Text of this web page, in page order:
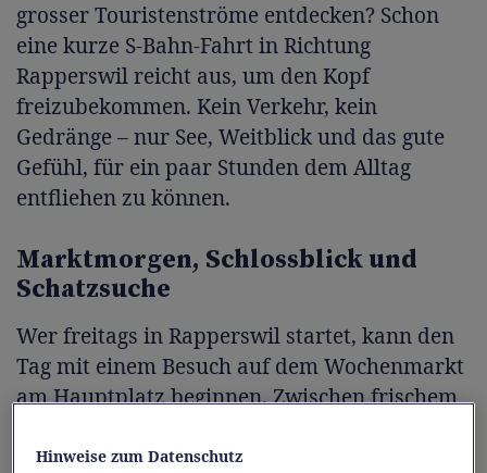
grosser Touristenströme entdecken? Schon
eine kurze S-Bahn-Fahrt in Richtung
Rapperswil reicht aus, um den Kopf
freizubekommen. Kein Verkehr, kein
Gedränge – nur See, Weitblick und das gute
Gefühl, für ein paar Stunden dem Alltag
entfliehen zu können.
Marktmorgen, Schlossblick und
Schatzsuche
Wer freitags in Rapperswil startet, kann den
Tag mit einem Besuch auf dem Wochenmarkt
am Hauptplatz beginnen. Zwischen frischem
Spezialitäten und der Kulisse der Altstadt
Hinweise zum Datenschutz